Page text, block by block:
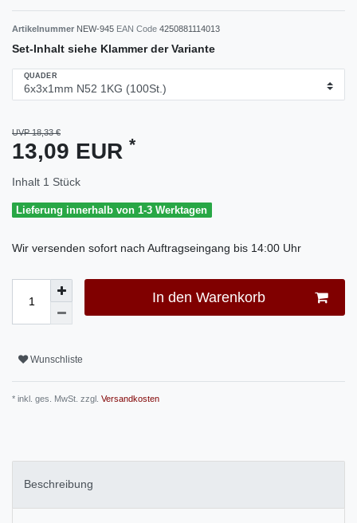
Artikelnummer NEW-945 EAN Code 4250881114013
Set-Inhalt siehe Klammer der Variante
QUADER
UVP 18,33 €
13,09 EUR *
Inhalt 1 Stück
Lieferung innerhalb von 1-3 Werktagen
Wir versenden sofort nach Auftragseingang bis 14:00 Uhr
In den Warenkorb
Wunschliste
* inkl. ges. MwSt. zzgl. Versandkosten
Beschreibung